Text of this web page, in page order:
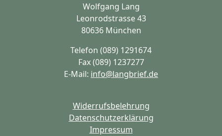
Wolfgang Lang
Leonrodstrasse 43
80636 München
Telefon (089) 1291674
Fax (089) 1237277
E-Mail: info@langbrief.de
Widerrufsbelehrung
Datenschutzerklärung
Impressum